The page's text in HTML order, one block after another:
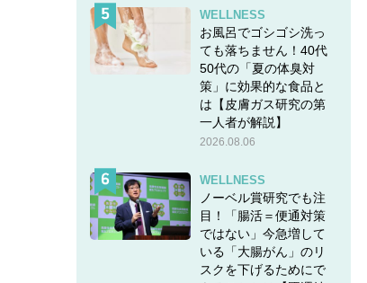
WELLNESS
お風呂でゴシゴシ洗っ
ても落ちません！40代
50代の「夏の体臭対
策」に効果的な食品と
は【皮膚ガス研究の第
一人者が解説】
2026.08.06
WELLNESS
ノーベル賞研究でも注
目！「腸活＝便通対策
ではない」今急増して
いる「大腸がん」のリ
スクを下げるためにで